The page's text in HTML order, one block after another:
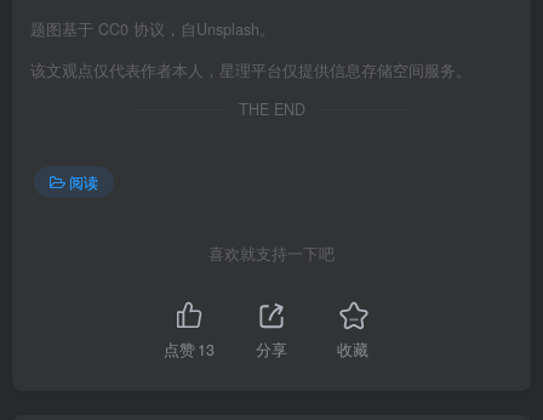
题图基于 CC0 协议，自Unsplash。
该文观点仅代表作者本人，星理平台仅提供信息存储空间服务。
THE END
阅读
喜欢就支持一下吧
点赞13 分享 收藏